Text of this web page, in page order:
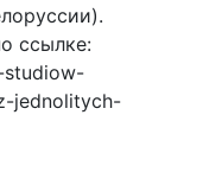
ссылке:
studiow-
jednolitych-